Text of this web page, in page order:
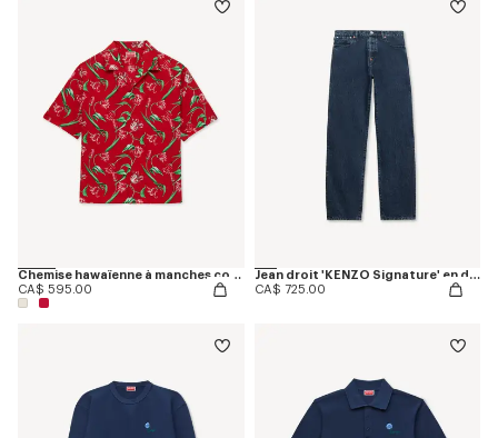
Chemise hawaïenne à manches courtes 'KENZO Tulip' en coton
CA$ 595.00
Jean droit 'KENZO Signature' en denim japonais
CA$ 725.00